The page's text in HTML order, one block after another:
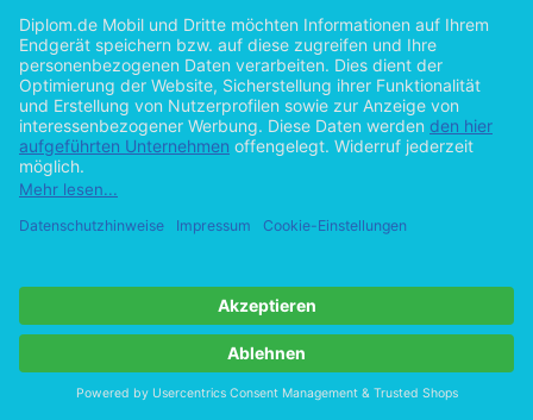
Hilfe/FAQ
Impressum
Datenschutz
AGB
Vertrag widerrufen
Zur Desktop-Version
Copyright ©Imprint in der Bedey & Thoms Media GmbH
byOpen Publishing